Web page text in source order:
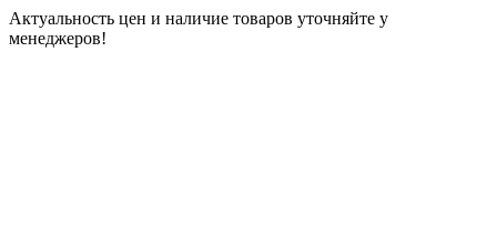
Актуальность цен и наличие товаров уточняйте у
менеджеров!